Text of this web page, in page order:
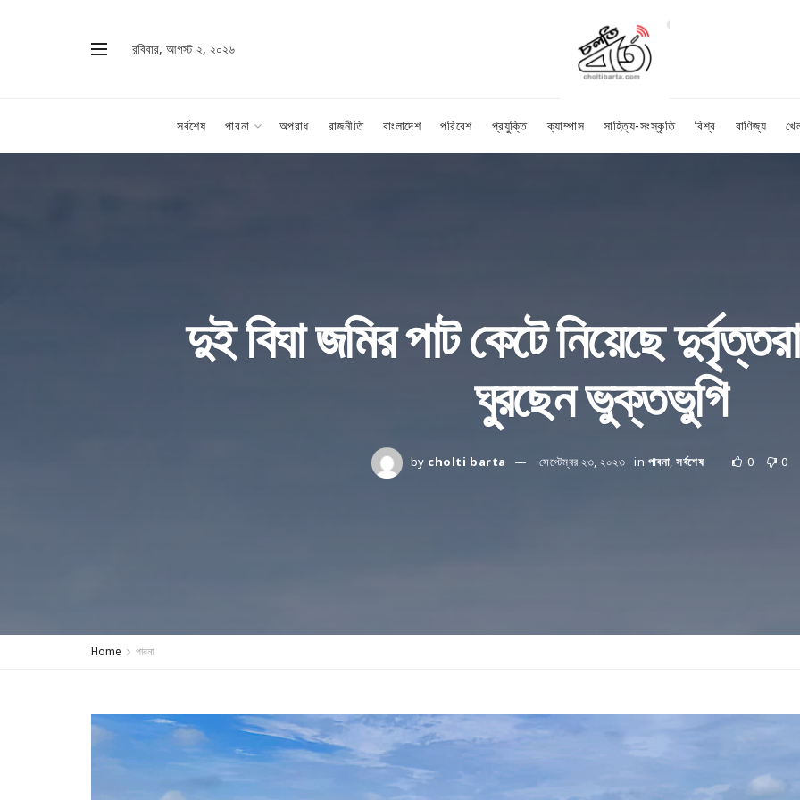
রবিবার, আগস্ট ২, ২০২৬
সর্বশেষ পাবনা অপরাধ রাজনীতি বাংলাদেশ পরিবেশ প্রযুক্তি ক্যাম্পাস সাহিত্য-সংস্কৃতি বিশ্ব বাণিজ্য
দুই বিঘা জমির পাট কেটে নিয়েছে
ঘুরছেন ভুক্তভুগি
by cholti barta সেপ্টেম্বর ২৩, ২০২৩ in পাবনা,সর্বশেষ 0 0
Home পাবনা